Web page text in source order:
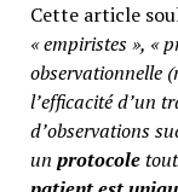
Cette article
« empiristes », «
observationnelle
l’efficacité d’un
d’observations
un protocoletout